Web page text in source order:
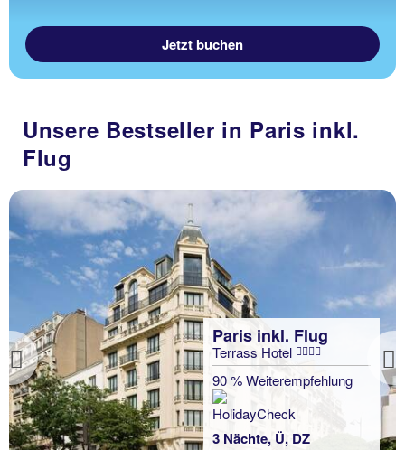
Jetzt buchen
Unsere Bestseller in Paris inkl.
Flug
Previous
Paris inkl. Flug
Terrass Hotel
90 % Weiterempfehlung
3 Nächte, Ü, DZ